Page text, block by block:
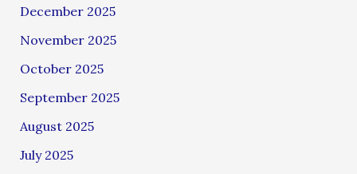
December 2025
November 2025
October 2025
September 2025
August 2025
July 2025